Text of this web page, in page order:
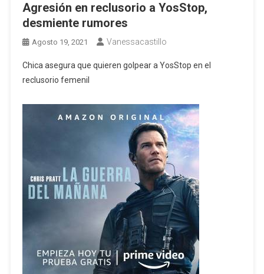
Agresión en reclusorio a YosStop,
desmiente rumores
Agosto 19, 2021 Vanessacastillo
Chica asegura que quieren golpear a YosStop en el
reclusorio femenil